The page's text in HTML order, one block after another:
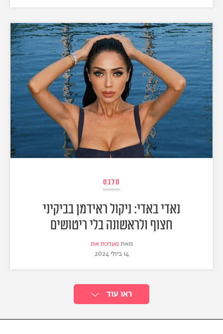
סלבס
נאדי באדי: ניקול ראידמן בביקיני
חצוף ולראשונה בלי ריטושים
מאת מערכת את
14 ביולי 2024
ראו עוד